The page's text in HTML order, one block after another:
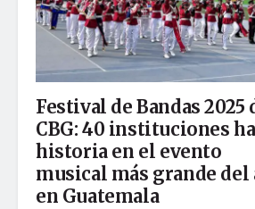
Festival de Bandas 2025
CBG: 40 instituciones
historia en el evento
musical más grande del
en Guatemala